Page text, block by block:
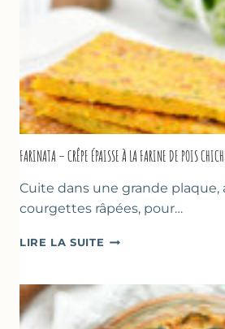
FARINATA – CRÊPE ÉPAISSE À LA FARINE DE POIS
Cuite dans une grande plaque,
courgettes râpées, pour…
LIRE LA SUITE FARINATA
ÉPAISSE
À
LA